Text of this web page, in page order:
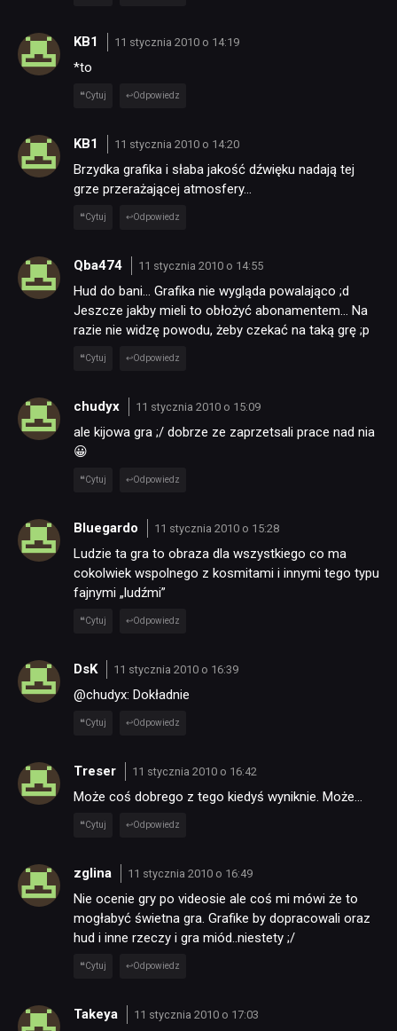
KB1 11 stycznia 2010 o 14:19
*to
Cytuj Odpowiedz
KB1 11 stycznia 2010 o 14:20
Brzydka grafika i słaba jakość dźwięku nadają tej
grze przerażającej atmosfery…
Cytuj Odpowiedz
Qba474 11 stycznia 2010 o 14:55
Hud do bani… Grafika nie wygląda powalająco ;d
Jeszcze jakby mieli to obłożyć abonamentem… Na
razie nie widzę powodu, żeby czekać na taką grę ;p
Cytuj Odpowiedz
chudyx 11 stycznia 2010 o 15:09
ale kijowa gra ;/ dobrze ze zaprzetsali prace nad nia
😀
Cytuj Odpowiedz
Bluegardo 11 stycznia 2010 o 15:28
Ludzie ta gra to obraza dla wszystkiego co ma
cokolwiek wspolnego z kosmitami i innymi tego typu
fajnymi „ludźmi”
Cytuj Odpowiedz
DsK 11 stycznia 2010 o 16:39
@chudyx: Dokładnie
Cytuj Odpowiedz
Treser 11 stycznia 2010 o 16:42
Może coś dobrego z tego kiedyś wyniknie. Może…
Cytuj Odpowiedz
zglina 11 stycznia 2010 o 16:49
Nie ocenie gry po videosie ale coś mi mówi że to
mogłabyć świetna gra. Grafike by dopracowali oraz
hud i inne rzeczy i gra miód..niestety ;/
Cytuj Odpowiedz
Takeya 11 stycznia 2010 o 17:03